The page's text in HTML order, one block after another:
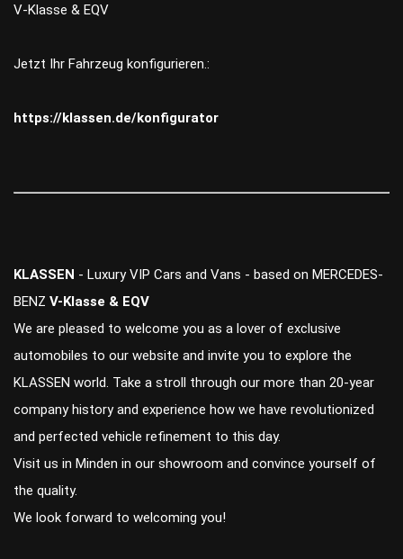
V-Klasse & EQV
Jetzt Ihr Fahrzeug konfigurieren.:
https://klassen.de/konfigurator
KLASSEN - Luxury VIP Cars and Vans - based on MERCEDES-
BENZ V-Klasse & EQV
We are pleased to welcome you as a lover of exclusive
automobiles to our website and invite you to explore the
KLASSEN world. Take a stroll through our more than 20-year
company history and experience how we have revolutionized
and perfected vehicle refinement to this day.
Visit us in Minden in our showroom and convince yourself of
the quality.
We look forward to welcoming you!